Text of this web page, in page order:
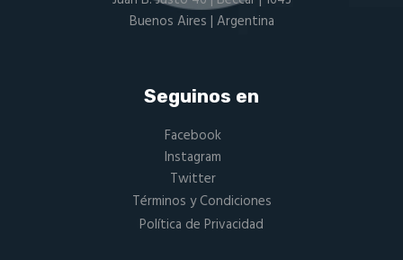
Buenos Aires | Argentina
Seguinos en
Facebook
Instagram
Twitter
Términos y Condiciones
Política de Privacidad